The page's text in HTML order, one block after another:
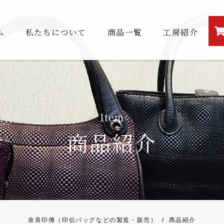
私たちについて 商品一覧 工房紹介
Item
商品紹介
奈良印傳（印伝バッグなどの製造・販売） / 商品紹介